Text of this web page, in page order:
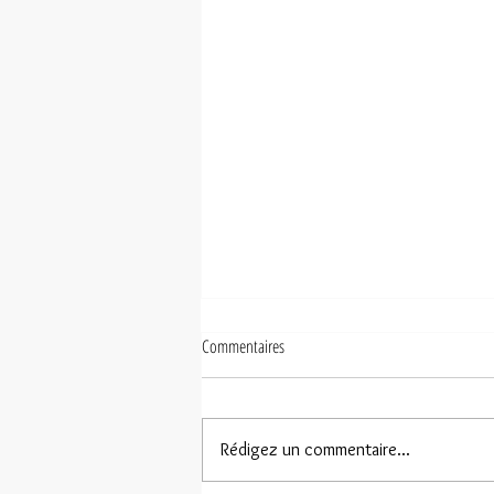
Commentaires
Rédigez un commentaire...